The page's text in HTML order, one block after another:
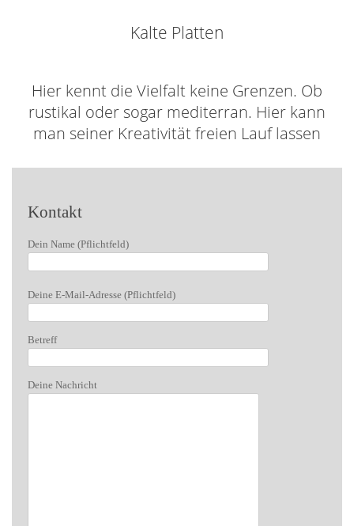
Kalte Platten
Hier kennt die Vielfalt keine Grenzen. Ob
rustikal oder sogar mediterran. Hier kann
man seiner Kreativität freien Lauf lassen
Kontakt
Dein Name (Pflichtfeld)
Deine E-Mail-Adresse (Pflichtfeld)
Betreff
Deine Nachricht